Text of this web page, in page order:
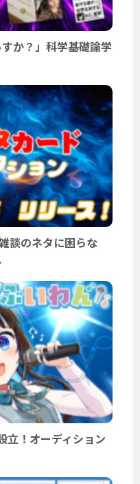
すか？」科学基礎論学
談のネタに困らな
！オーディション